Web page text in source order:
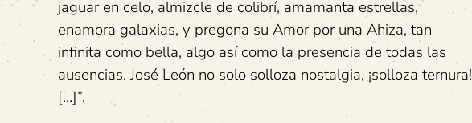
jaguar en celo, almizcle de colibrí, amamanta estrellas,
enamora galaxias, y pregona su Amor por una Ahiza, tan
infinita como bella, algo así como la presencia de todas las
ausencias. José León no solo solloza nostalgia, ¡solloza ternura!
[…]”.